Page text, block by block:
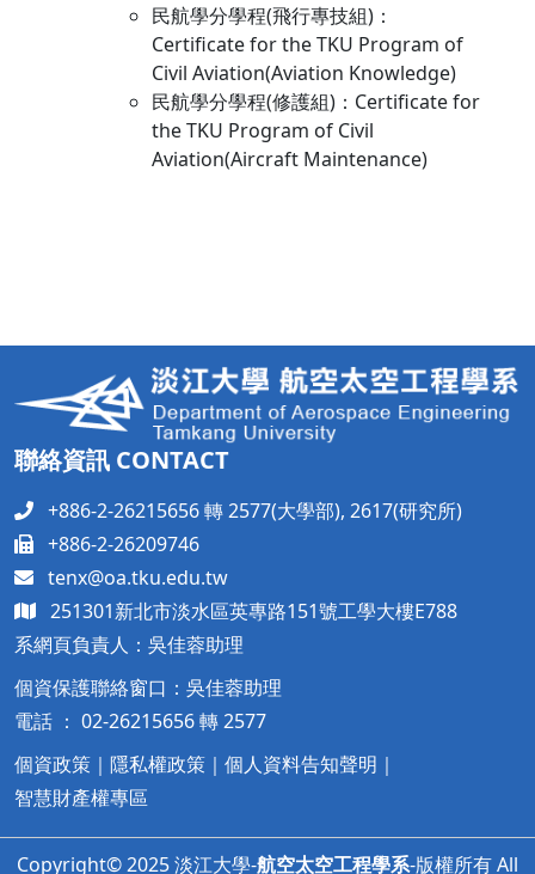
民航學分學程(飛行專技組)：
Certificate for the TKU Program of
Civil Aviation(Aviation Knowledge)
民航學分學程(修護組)：Certificate for
the TKU Program of Civil
Aviation(Aircraft Maintenance)
聯絡資訊 CONTACT
+886-2-26215656 轉 2577(大學部), 2617(研究所)
+886-2-26209746
tenx@oa.tku.edu.tw
251301新北市淡水區英專路151號工學大樓E788
系網頁負責人：吳佳蓉助理
個資保護聯絡窗口：吳佳蓉助理
電話 ： 02-26215656 轉 2577
個資政策 ｜ 隱私權政策 ｜ 個人資料告知聲明 ｜
智慧財產權專區
Copyright© 2025 淡江大學-航空太空工程學系-版權所有 All